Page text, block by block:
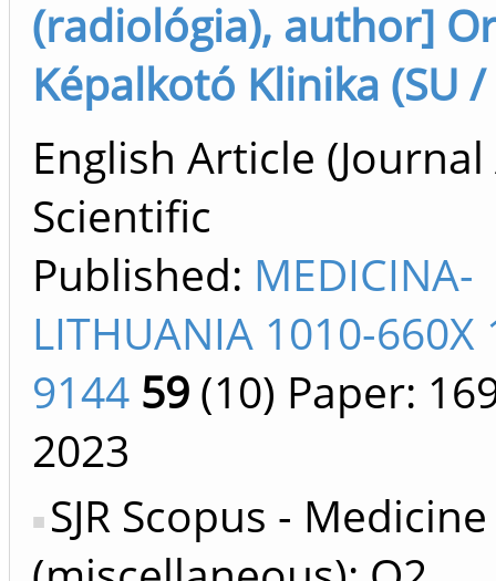
(radiológia), author]
Képalkotó Klinika (SU /
English Article
Scientific
Published: MEDICINA-
LITHUANIA 1010-660X
9144 59 (10) Paper:
2023
SJR Scopus - Medicine